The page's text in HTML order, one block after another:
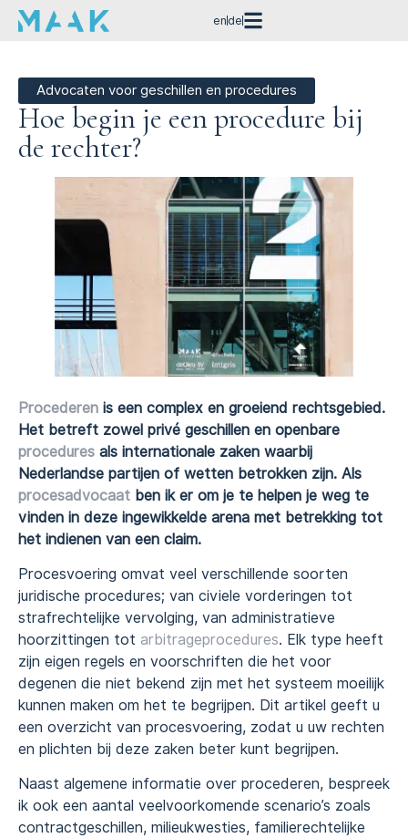
en de
Advocaten voor geschillen en procedures
Hoe begin je een procedure bij
de rechter?
Procederen is een complex en groeiend rechtsgebied.
Het betreft zowel privé geschillen en openbare
procedures als internationale zaken waarbij
Nederlandse partijen of wetten betrokken zijn. Als
procesadvocaat ben ik er om je te helpen je weg te
vinden in deze ingewikkelde arena met betrekking tot
het indienen van een claim.
Procesvoering omvat veel verschillende soorten
juridische procedures; van civiele vorderingen tot
strafrechtelijke vervolging, van administratieve
hoorzittingen tot arbitrageprocedures. Elk type heeft
zijn eigen regels en voorschriften die het voor
degenen die niet bekend zijn met het systeem moeilijk
kunnen maken om het te begrijpen. Dit artikel geeft u
een overzicht van procesvoering, zodat u uw rechten
en plichten bij deze zaken beter kunt begrijpen.
Naast algemene informatie over procederen, bespreek
ik ook een aantal veelvoorkomende scenario’s zoals
contractgeschillen, milieukwesties, familierechtelijke